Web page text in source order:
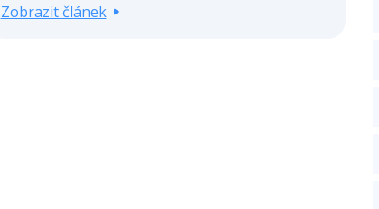
Zobrazit článek